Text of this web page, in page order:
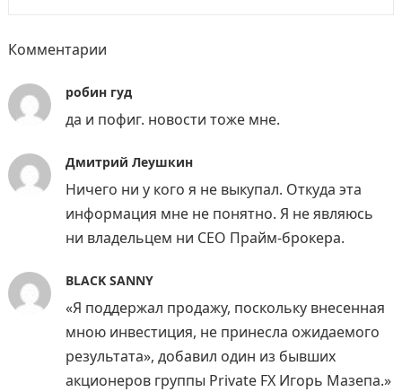
Комментарии
робин гуд
да и пофиг. новости тоже мне.
Дмитрий Леушкин
Ничего ни у кого я не выкупал. Откуда эта
информация мне не понятно. Я не являюсь
ни владельцем ни СЕО Прайм-брокера.
BLACK SANNY
«Я поддержал продажу, поскольку внесенная
мною инвестиция, не принесла ожидаемого
результата», добавил один из бывших
акционеров группы Private FX Игорь Мазепа.»